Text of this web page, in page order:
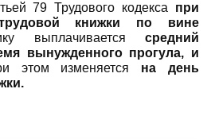
79 Трудового кодекса при
книжки по вине
выплачивается средний
вынужденного прогула, и
этом изменяется на день